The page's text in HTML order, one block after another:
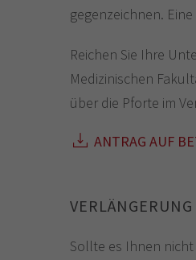
gegenzeichnen.
Reichen Sie Ihre
Medizinischen
über die Pforte im
ANTRAG AUF
Sollte es Ihnen